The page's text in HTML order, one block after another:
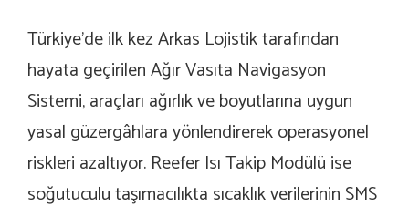
Türkiye’de ilk kez Arkas Lojistik tarafından
hayata geçirilen Ağır Vasıta Navigasyon
Sistemi, araçları ağırlık ve boyutlarına uygun
yasal güzergâhlara yönlendirerek operasyonel
riskleri azaltıyor. Reefer Isı Takip Modülü ise
soğutuculu taşımacılıkta sıcaklık verilerinin SMS